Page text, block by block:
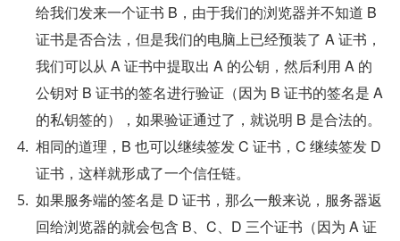
给我们发来一个证书 B，由于我们的浏览器并不知道 B
证书是否合法，但是我们的电脑上已经预装了 A 证书，
我们可以从 A 证书中提取出 A 的公钥，然后利用 A 的
公钥对 B 证书的签名进行验证（因为 B 证书的签名是 A
的私钥签的），如果验证通过了，就说明 B 是合法的。
相同的道理，B 也可以继续签发 C 证书，C 继续签发 D
证书，这样就形成了一个信任链。
如果服务端的签名是 D 证书，那么一般来说，服务器返
回给浏览器的就会包含 B、C、D 三个证书（因为 A 证